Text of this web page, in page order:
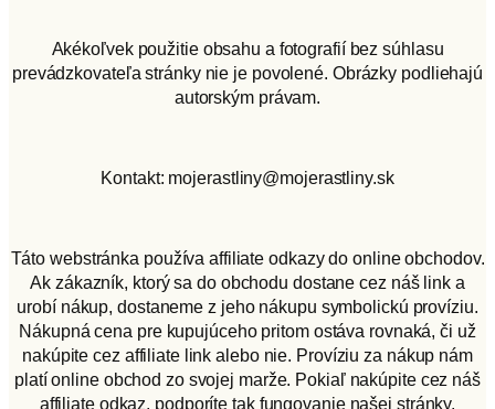
Akékoľvek použitie obsahu a fotografií bez súhlasu
prevádzkovateľa stránky nie je povolené. Obrázky podliehajú
autorským právam.
Kontakt: mojerastliny@mojerastliny.sk
Táto webstránka používa affiliate odkazy do online obchodov.
Ak zákazník, ktorý sa do obchodu dostane cez náš link a
urobí nákup, dostaneme z jeho nákupu symbolickú províziu.
Nákupná cena pre kupujúceho pritom ostáva rovnaká, či už
nakúpite cez affiliate link alebo nie. Províziu za nákup nám
platí online obchod zo svojej marže. Pokiaľ nakúpite cez náš
affiliate odkaz, podporíte tak fungovanie našej stránky.